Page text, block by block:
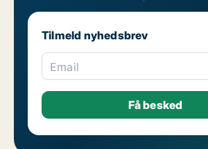
Tilmeld nyhedsbrev
Email